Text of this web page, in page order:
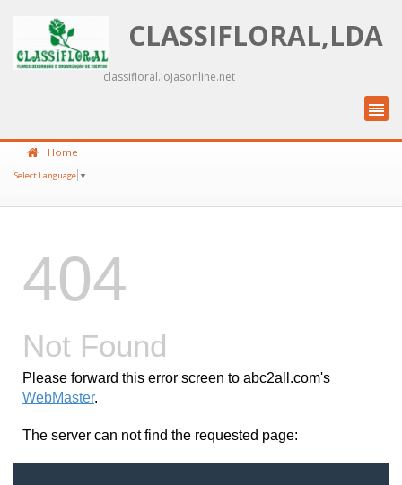
CLASSIFLORAL,LDA
classifloral.lojasonline.net
Home
Select Language ▼